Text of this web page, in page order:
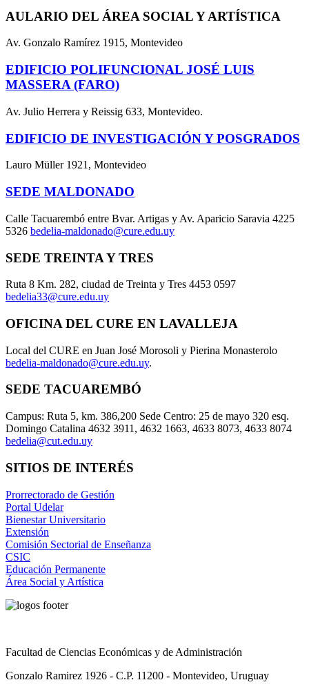
AULARIO DEL ÁREA SOCIAL Y ARTÍSTICA
Av. Gonzalo Ramírez 1915, Montevideo
EDIFICIO POLIFUNCIONAL JOSÉ LUIS
MASSERA (FARO)
Av. Julio Herrera y Reissig 633, Montevideo.
EDIFICIO DE INVESTIGACIÓN Y POSGRADOS
Lauro Müller 1921, Montevideo
SEDE MALDONADO
Calle Tacuarembó entre Bvar. Artigas y Av. Aparicio Saravia 4225
5326 bedelia-maldonado@cure.edu.uy
SEDE TREINTA Y TRES
Ruta 8 Km. 282, ciudad de Treinta y Tres 4453 0597
bedelia33@cure.edu.uy
OFICINA DEL CURE EN LAVALLEJA
Local del CURE en Juan José Morosoli y Pierina Monasterolo
bedelia-maldonado@cure.edu.uy.
SEDE TACUAREMBÓ
Campus: Ruta 5, km. 386,200 Sede Centro: 25 de mayo 320 esq.
Domingo Catalina 4632 3911, 4632 1663, 4633 8073, 4633 8074
bedelia@cut.edu.uy
SITIOS DE INTERÉS
Prorrectorado de Gestión
Portal Udelar
Bienestar Universitario
Extensión
Comisión Sectorial de Enseñanza
CSIC
Educación Permanente
Área Social y Artística
Facultad de Ciencias Económicas y de Administración
Gonzalo Ramirez 1926 - C.P. 11200 - Montevideo, Uruguay